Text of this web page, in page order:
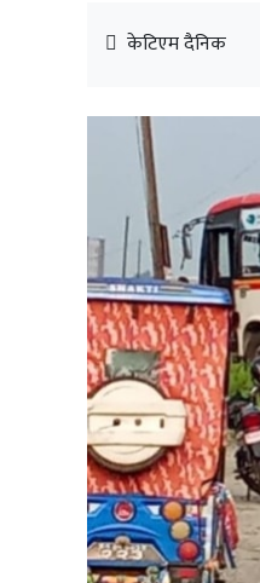
केटिएम दैनिक